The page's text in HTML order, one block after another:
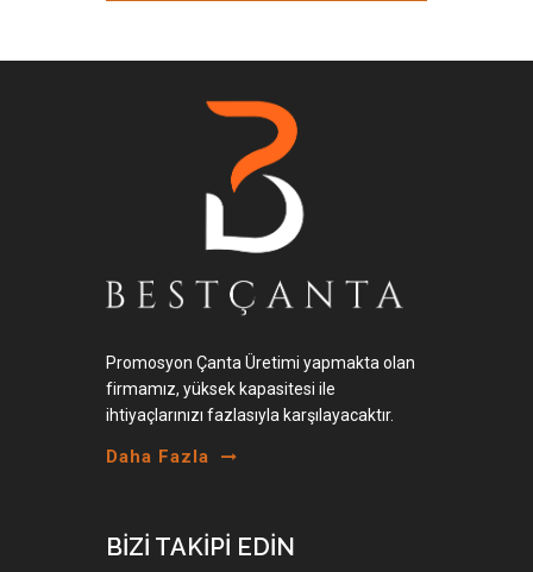
Promosyon Çanta Üretimi yapmakta olan
firmamız, yüksek kapasitesi ile
ihtiyaçlarınızı fazlasıyla karşılayacaktır.
Daha Fazla
BİZİ TAKİPİ EDİN